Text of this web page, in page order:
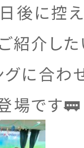
後に控
紹介し
グに合わ
場です🚃